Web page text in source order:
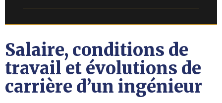
Salaire, conditions de
travail et évolutions de
carrière d’un ingénieur